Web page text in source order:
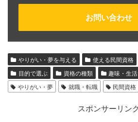
お問い合わせ
やりがい・夢を与える 使える民間資格
目的で選ぶ
資格の種類 趣味・生活
やりがい・夢
就職・転職 民間資格
スポンサーリンク